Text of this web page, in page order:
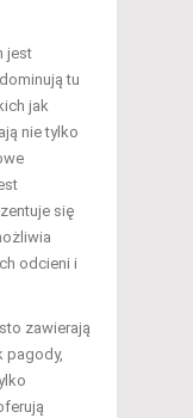
jest
tu
jak
nie tylko
się
odcieni i
zawierają
pagody,